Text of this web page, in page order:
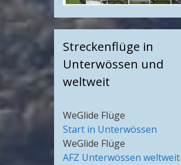
Streckenflüge in
Unterwössen und
weltweit
WeGlide Flüge
Start in Unterwössen
WeGlide Flüge
AFZ Unterwössen weltweit